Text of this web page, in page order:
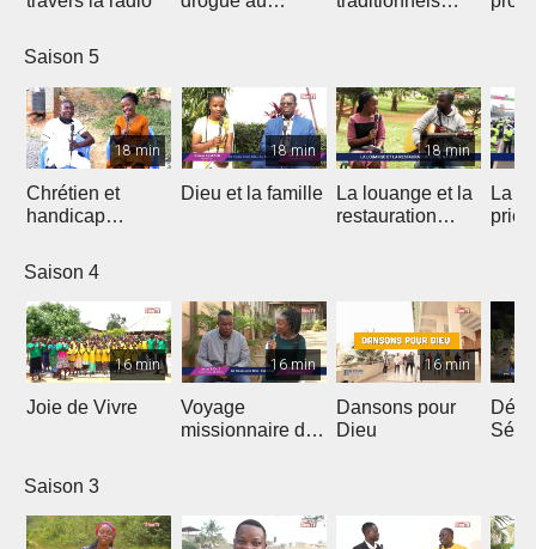
Saison 5
18 min
Chrétien et
handicap
18 min
Dieu et la famille
18 min
La louange et la
restauration
La
Saison 4
16 min
Joie de Vivre
16 min
Voyage
missionnaire de
16 min
Dansons pour
Dieu
Saison 3